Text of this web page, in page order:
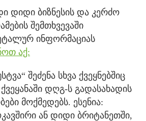
დიდი ბიზნესის და კერძო
შემთხვევაში
ინფორმაციას
აქ:
შეძენა სხვა ქვეყნებშიც
დღგ-ს გადასახადის
მოქმედებს. ესენია:
ან დიდი ბრიტანეთში,